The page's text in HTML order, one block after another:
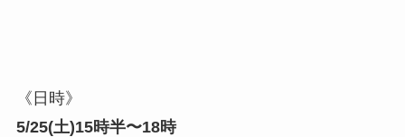
《日時》
5/25(土)15時半〜18時